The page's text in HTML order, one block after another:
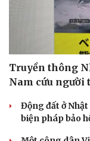
Truyền thông
Nam cứu người
Động đất ở
biện pháp bảo